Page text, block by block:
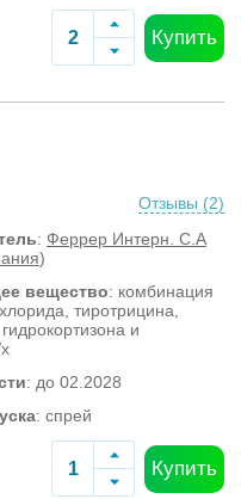
Купить
Отзывы (2)
: Феррер Интерн. С.А
)
вещество: комбинация
тиротрицина,
и
: до 02.2028
: спрей
Купить